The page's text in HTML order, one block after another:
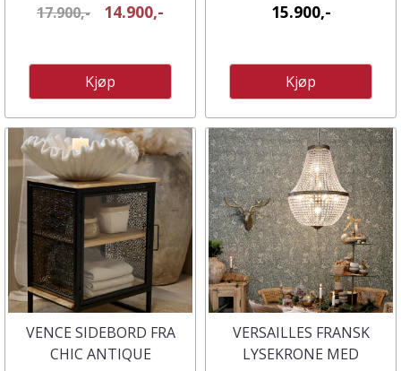
CHIC ANTIQUE
17.900,- 14.900,-
Kjøp
15.900,-
Kjøp
VENCE SIDEBORD FRA
CHIC ANTIQUE
VERSAILLES FRANSK
LYSEKRONE MED